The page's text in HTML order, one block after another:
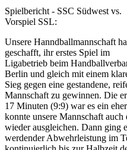
Spielbericht - SSC Südwest vs.
Vorspiel SSL:
Unsere Hanndballmannschaft
geschafft, ihr erstes Spiel im
Ligabetrieb beim
Berlin und gleich mit einem
Sieg gegen eine gestandene,
Mannschaft zu gewinnen. Die
17 Minuten (9:9) war es ein
konnte unsere Mannschaft
wieder ausgleichen. Dann ging
werdender Abwehrleistung im